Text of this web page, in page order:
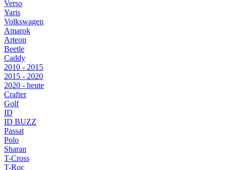
Verso
Yaris
Volkswagen
Amarok
Arteon
Beetle
Caddy
2010 - 2015
2015 - 2020
2020 - heute
Crafter
Golf
ID
ID BUZZ
Passat
Polo
Sharan
T-Cross
T-Roc